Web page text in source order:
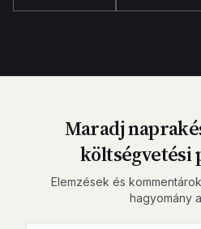
Maradj
költségvetési
Elemzések és
hagyomány